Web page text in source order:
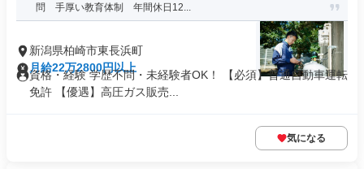
問 手厚い教育体制 年間休日12...
新潟県柏崎市東長浜町
月給22万2800円以上
資格・経験 学歴不問・未経験者OK！ 【必須】普通自動車運転
免許 【優遇】高圧ガス販売...
気になる